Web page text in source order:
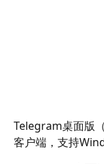
Telegram桌面版
客户端，支持